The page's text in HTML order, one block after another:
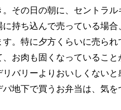
その日の朝に、セントラ
持ち込んで売っている場
。特に夕方くらいに売ら
お肉も固くなっていること
バリーよりおいしくない
地下で買うお弁当は、気